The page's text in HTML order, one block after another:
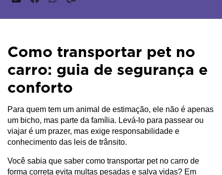
Como transportar pet no
carro: guia de segurança e
conforto
Para quem tem um animal de estimação, ele não é apenas
um bicho, mas parte da família. Levá-lo para passear ou
viajar é um prazer, mas exige responsabilidade e
conhecimento das leis de trânsito.
Você sabia que saber como transportar pet no carro de
forma correta evita multas pesadas e salva vidas? Em